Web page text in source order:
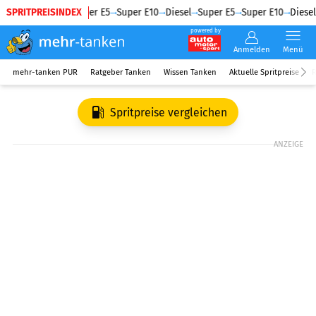
SPRITPREISINDEX
Diesel Super E5 Super E10 Diesel Super E5 Super E10 Diesel
powered by
Anmelden Menü
mehr-tanken PUR Ratgeber Tanken Wissen Tanken Aktuelle Spritpreise
Spritpreise vergleichen
ANZEIGE